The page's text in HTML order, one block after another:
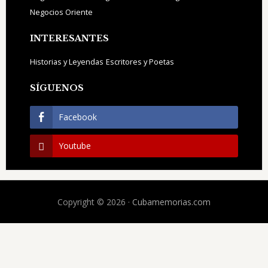
Negocios Oriente
INTERESANTES
Historias y Leyendas Escritores y Poetas
SÍGUENOS
Facebook
Youtube
Copyright © 2026 · Cubamemorias.com